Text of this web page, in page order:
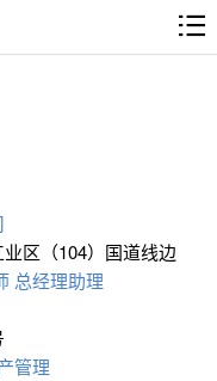
区（104）国道线边
总经理助理
管理